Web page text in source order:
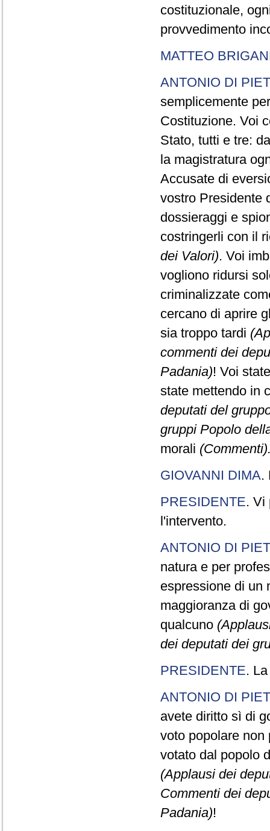
costituzionale,
provvedimento
MATTEO
ANTONIO DI
semplicemente
Costituzione. Voi
Stato, tutti e tre:
la magistratura
Accusate di
vostro Presidente
dossieraggi e
costringerli con il
dei Valori). Voi
vogliono ridursi
criminalizzate
cercano di aprire
sia troppo tardi
commenti dei
Padania)! Voi
state mettendo in
deputati del
gruppi Popolo
morali
GIOVANNI DIMA.
PRESIDENTE. Vi
l'intervento.
ANTONIO DI
natura e per
espressione di un
maggioranza di
qualcuno
dei deputati dei
PRESIDENTE.
ANTONIO DI
avete diritto sì di
voto popolare non
votato dal popolo
(Applausi dei
Commenti dei
Padania)!